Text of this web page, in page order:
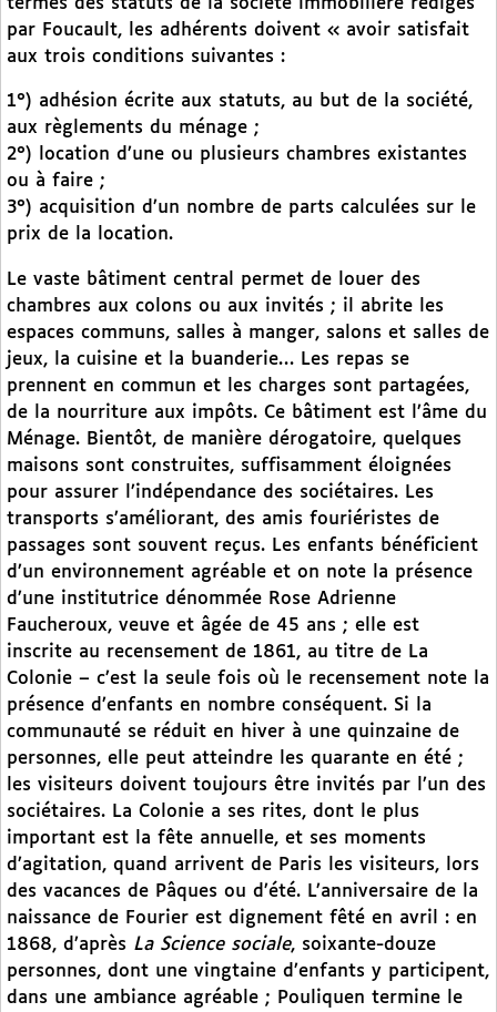
termes des statuts de la société immobilière rédigés
par Foucault, les adhérents doivent « avoir satisfait
aux trois conditions suivantes :
1°) adhésion écrite aux statuts, au but de la société,
aux règlements du ménage ;
2°) location d’une ou plusieurs chambres existantes
ou à faire ;
3°) acquisition d’un nombre de parts calculées sur le
prix de la location.
Le vaste bâtiment central permet de louer des
chambres aux colons ou aux invités ; il abrite les
espaces communs, salles à manger, salons et salles de
jeux, la cuisine et la buanderie… Les repas se
prennent en commun et les charges sont partagées,
de la nourriture aux impôts. Ce bâtiment est l’âme du
Ménage. Bientôt, de manière dérogatoire, quelques
maisons sont construites, suffisamment éloignées
pour assurer l’indépendance des sociétaires. Les
transports s’améliorant, des amis fouriéristes de
passages sont souvent reçus. Les enfants bénéficient
d’un environnement agréable et on note la présence
d’une institutrice dénommée Rose Adrienne
Faucheroux, veuve et âgée de 45 ans ; elle est
inscrite au recensement de 1861, au titre de La
Colonie – c’est la seule fois où le recensement note la
présence d’enfants en nombre conséquent. Si la
communauté se réduit en hiver à une quinzaine de
personnes, elle peut atteindre les quarante en été ;
les visiteurs doivent toujours être invités par l’un des
sociétaires. La Colonie a ses rites, dont le plus
important est la fête annuelle, et ses moments
d’agitation, quand arrivent de Paris les visiteurs, lors
des vacances de Pâques ou d’été. L’anniversaire de la
naissance de Fourier est dignement fêté en avril : en
1868, d’après La Science sociale, soixante-douze
personnes, dont une vingtaine d’enfants y participent,
dans une ambiance agréable ; Pouliquen termine le